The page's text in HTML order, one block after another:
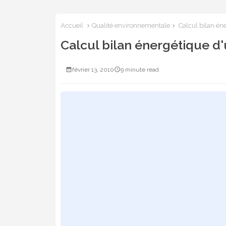
Accueil Qualité environnementale Calcul bilan
Calcul bilan énergétique
février 13, 2010 9 minute read